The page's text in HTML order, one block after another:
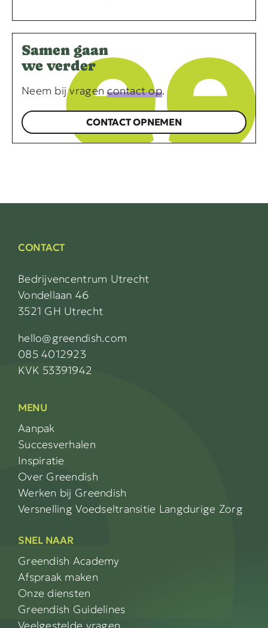
Samen gaan
we verder
Neem bij vragencontact op.
CONTACT OPNEMEN
CONTACT
Bedrijvencentrum Utrecht
Vondellaan 46
3521 GH Utrecht
hello@greendish.com
085 4012923
KVK 53391942
MENU
Aanpak
Succesverhalen
Inspiratie
Over Greendish
Werken bij Greendish
Versnelling Voedseltransitie Langdurige Zorg
SNEL NAAR
Greendish Academy
Afspraak maken
Onze diensten
Greendish Guidelines